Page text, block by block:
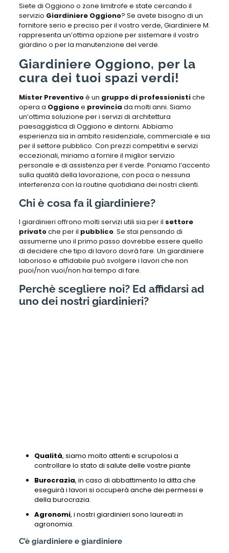
Siete di Oggiono o zone limitrofe e state cercando il
servizio Giardiniere Oggiono? Se avete bisogno di un
fornitore serio e preciso per il vostro verde, Giardiniere M.
rappresenta un’ottima opzione per sistemare il vostro
giardino o per la manutenzione del verde.
Giardiniere Oggiono, per la
cura dei tuoi spazi verdi!
Mister Preventivoè un gruppo di professionistiche
opera a Oggionoe provincia da molti anni. Siamo
un’ottima soluzione per i servizi di architettura
paesaggistica di Oggiono e dintorni. Abbiamo
esperienza sia in ambito residenziale, commerciale e sia
per il settore pubblico. Con prezzi competitivi e servizi
eccezionali, miriamo a fornire il ​​miglior servizio
personale e di assistenza per il verde. Poniamo l’accento
sulla qualità della lavorazione, con poca o nessuna
interferenza con la routine quotidiana dei nostri clienti.
Chi è cosa fa il giardiniere?
I giardinieri offrono molti servizi utili sia per il settore
privatoche per il pubblico. Se stai pensando di
assumerne uno il primo passo dovrebbe essere quello
di decidere che tipo di lavoro dovrà fare. Un giardiniere
laborioso e affidabile può svolgere i lavori che non
puoi/non vuoi/non hai tempo di fare.
Perchè scegliere noi? Ed affidarsi ad
uno dei nostri giardinieri?
Qualità, siamo molto attenti e scrupolosi a
controllare lo stato di salute delle vostre piante
Burocrazia, in caso di abbattimento la ditta che
eseguirà i lavori si occuperà anche dei permessi e
della burocrazia.
Agronomi, i nostri giardinieri sono laureati in
agronomia.
C’è giardiniere e giardiniere